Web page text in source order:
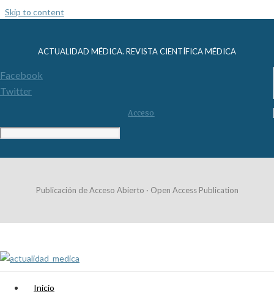
Skip to content
ACTUALIDAD MÉDICA. REVISTA CIENTÍFICA MÉDICA
Facebook
Twitter
Acceso
Publicación de Acceso Abierto · Open Access Publication
Inicio